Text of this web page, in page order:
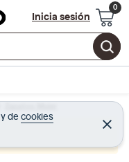
Inicia sesión
yde cookies C
e
r
Zapatos Mujer